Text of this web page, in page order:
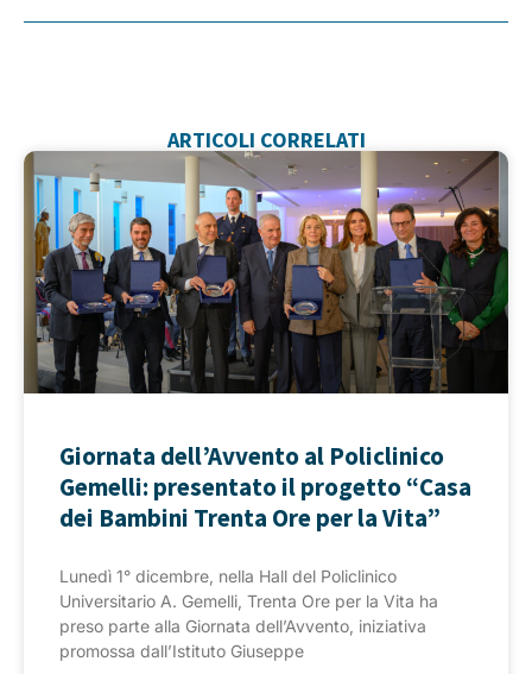
ARTICOLI CORRELATI
Giornata dell’Avvento al Policlinico
Gemelli: presentato il progetto “Casa
dei Bambini Trenta Ore per la Vita”
Lunedì 1° dicembre, nella Hall del Policlinico
Universitario A. Gemelli, Trenta Ore per la Vita ha
preso parte alla Giornata dell’Avvento, iniziativa
promossa dall’Istituto Giuseppe